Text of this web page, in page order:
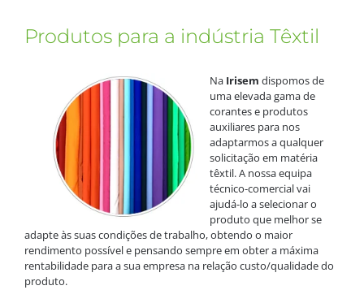
Produtos para a indústria Têxtil
Na Irisem dispomos de
uma elevada gama de
corantes e produtos
auxiliares para nos
adaptarmos a qualquer
solicitação em matéria
têxtil. A nossa equipa
técnico-comercial vai
ajudá-lo a selecionar o
produto que melhor se
adapte às suas condições de trabalho, obtendo o maior
rendimento possível e pensando sempre em obter a máxima
rentabilidade para a sua empresa na relação custo/qualidade do
produto.